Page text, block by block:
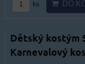
ks DO
Dětský kostým
Karnevalový